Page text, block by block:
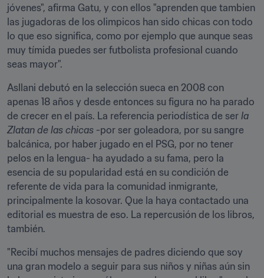
jóvenes", afirma Gatu, y con ellos "aprenden que tambien
las jugadoras de los olimpicos han sido chicas con todo
lo que eso significa, como por ejemplo que aunque seas
muy tímida puedes ser futbolista profesional cuando
seas mayor".
Asllani debutó en la selección sueca en 2008 con
apenas 18 años y desde entonces su figura no ha parado
de crecer en el país. La referencia periodística de ser la
Zlatan de las chicas -por ser goleadora, por su sangre
balcánica, por haber jugado en el PSG, por no tener
pelos en la lengua- ha ayudado a su fama, pero la
esencia de su popularidad está en su condición de
referente de vida para la comunidad inmigrante,
principalmente la kosovar. Que la haya contactado una
editorial es muestra de eso. La repercusión de los libros,
también.
"Recibí muchos mensajes de padres diciendo que soy
una gran modelo a seguir para sus niños y niñas aún sin